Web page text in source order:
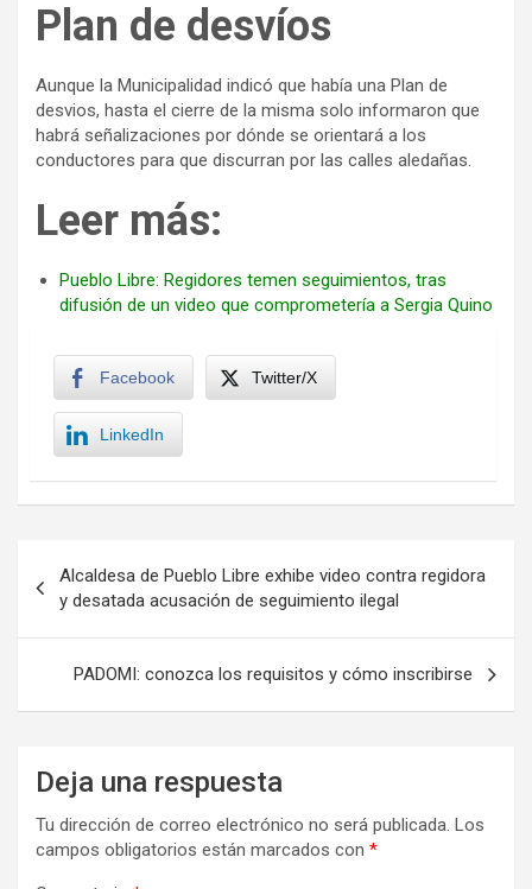
Plan de desvíos
Aunque la Municipalidad indicó que había una Plan de
desvios, hasta el cierre de la misma solo informaron que
habrá señalizaciones por dónde se orientará a los
conductores para que discurran por las calles aledañas.
Leer más:
Pueblo Libre: Regidores temen seguimientos, tras
difusión de un video que comprometería a Sergia Quino
Facebook Twitter/X
LinkedIn
de
entradas
Alcaldesa de Pueblo Libre exhibe video contra regidora
y desatada acusación de seguimiento ilegal
PADOMI: conozca los requisitos y cómo inscribirse
Deja una respuesta
Tu dirección de correo electrónico no será publicada. Los
campos obligatorios están marcados con *